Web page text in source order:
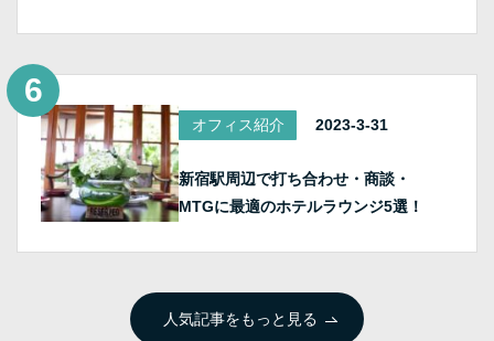
オフィス紹介 2023-3-31
新宿駅周辺で打ち合わせ・商談・
MTGに最適のホテルラウンジ5選！
人気記事をもっと見る